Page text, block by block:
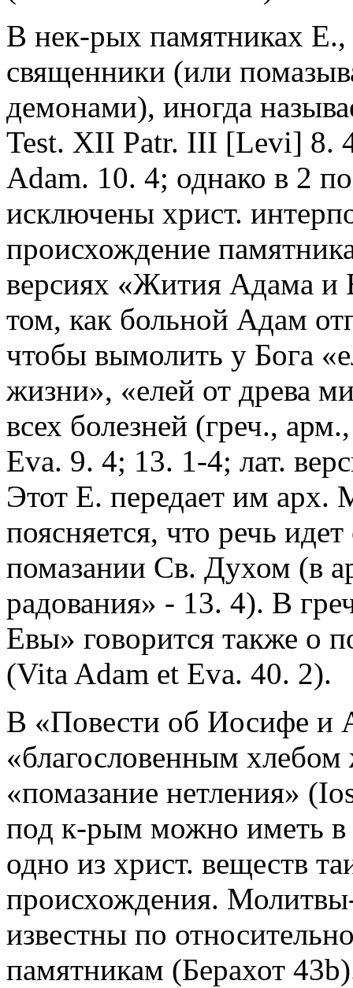
В нек-рых памятниках
священники (или
демонами), иногда
Test. XII Patr. III [Levi] 8.
Adam. 10. 4; однако в 2
исключены христ.
происхождение
версиях «Жития Адама и
том, как больной Адам
чтобы вымолить у Бога
жизни», «елей от древа
всех болезней (греч.,
Eva. 9. 4; 13. 1-4; лат.
Этот Е. передает им
поясняется, что речь
помазании Св. Духом (в
радования» - 13. 4). В
Евы» говорится также о
(Vita Adam et Eva. 40. 2).
В «Повести об Иосифе и
«благословенным
«помазание нетления»
под к-рым можно иметь в
одно из христ. веществ
происхождения.
известны по
памятникам (Берахот